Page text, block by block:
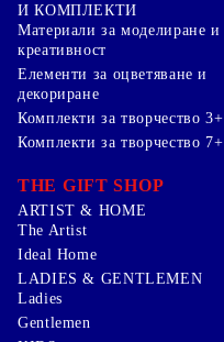
И КОМПЛЕКТИ
Mатериали за моделиране и
креативност
Елементи за оцветяване и
декориране
Комплекти за творчество 3+
Комплекти за творчество 7+
THE GIFT SHOP
ARTIST & HOME
The Artist
Ideal Home
LADIES & GENTLEMEN
Ladies
Gentlemen